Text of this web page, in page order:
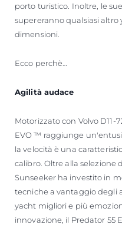
porto turistico. Inoltre, le
supereranno qualsiasi altro
dimensioni.
Ecco perchè…
Agilità audace
Motorizzato con Volvo D11-
EVO ™ raggiunge
la velocità è una
calibro. Oltre alla selezione
Sunseeker ha investito in
tecniche a vantaggio degli
yacht migliori e più
innovazione, il Predator 55